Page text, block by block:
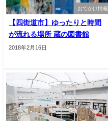
おでかけ情報
【四街道市】ゆったりと時間
が流れる場所 蔵の図書館
2018年2月16日